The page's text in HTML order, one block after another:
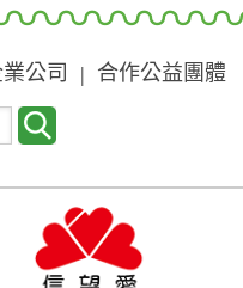
公司 | 合作公益團體